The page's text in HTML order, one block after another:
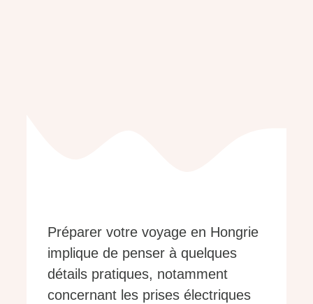
Préparer votre voyage en Hongrie
implique de penser à quelques
détails pratiques, notamment
concernant les prises électriques